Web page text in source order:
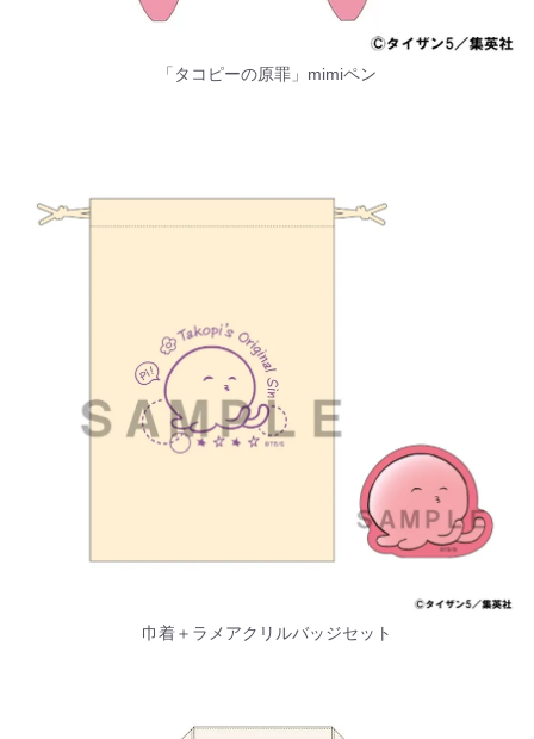
「タコピーの原罪」mimiペン
巾着＋ラメアクリルバッジセット